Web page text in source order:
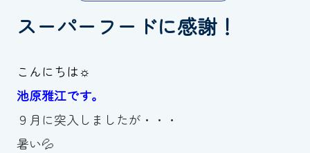
保護者の方へ
採用情報
お知らせ
カレンダー
スーパーフードに感謝！
こんにちは☼
池原雅江です。
９月に突入しましたが・・・
暑い💦